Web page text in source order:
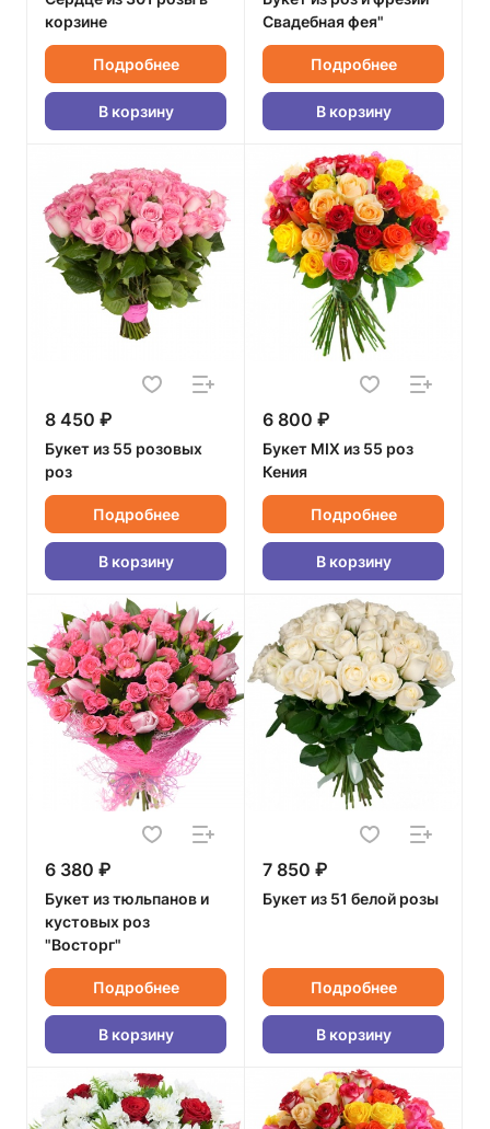
корзине
Подробнее
В корзину
Свадебная фея"
Подробнее
В корзину
8 450 ₽
Букет из 55 розовых
роз
Подробнее
В корзину
6 800 ₽
Букет MIX из 55 роз
Кения
Подробнее
В корзину
6 380 ₽
Букет из тюльпанов и
кустовых роз
"Восторг"
Подробнее
В корзину
7 850 ₽
Букет из 51 белой розы
Подробнее
В корзину